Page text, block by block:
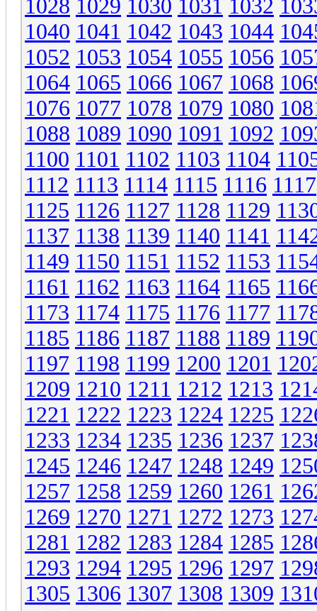
1028 1029 1030 1031 1032
1040 1041 1042 1043 1044
1052 1053 1054 1055 1056
1064 1065 1066 1067 1068
1076 1077 1078 1079 1080
1088 1089 1090 1091 1092
1100 1101 1102 1103 1104
1112 1113 1114 1115 1116 1117
1125 1126 1127 1128 1129
1137 1138 1139 1140 1141
1149 1150 1151 1152 1153
1161 1162 1163 1164 1165
1173 1174 1175 1176 1177
1185 1186 1187 1188 1189
1197 1198 1199 1200 1201
1209 1210 1211 1212 1213
1221 1222 1223 1224 1225
1233 1234 1235 1236 1237
1245 1246 1247 1248 1249
1257 1258 1259 1260 1261
1269 1270 1271 1272 1273
1281 1282 1283 1284 1285
1293 1294 1295 1296 1297
1305 1306 1307 1308 1309